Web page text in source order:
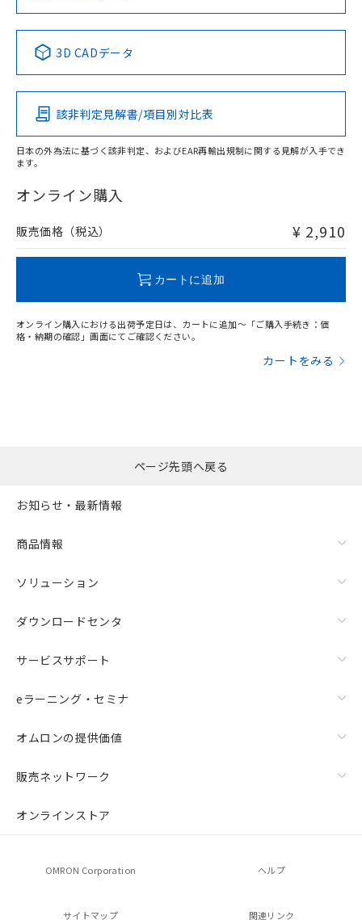
Pb Hg Cd Cr(VI)
O
在庫等で未対応品が混在する可能性があります。
問い合わせください。
No No No No
この製品の規格認証/適合状況ページへ
その他の認証はこちらのページからご検索ください
3D CADデータ
該非判定見解書/項目別対比表
日本の外為法に基づく該非判定、およびEAR再輸出規制に関する見解が入手でき
ます。
オンライン購入
販売価格（税込） ¥ 2,910
カートに追加
オンライン購入における出荷予定日は、カートに追加～「ご購入手続き：価
格・納期の確認」画面にてご確認ください。
カートをみる
ページ先頭へ戻る
お知らせ・最新情報
商品情報
ソリューション
ダウンロードセンタ
サービスサポート
eラーニング・セミナ
オムロンの提供価値
販売ネットワーク
オンラインストア
OMRON Corporation ヘルプ
サイトマップ 関連リンク